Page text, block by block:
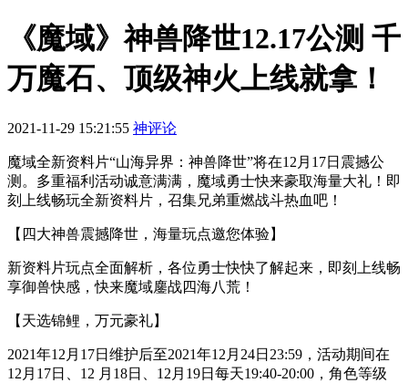
《魔域》神兽降世12.17公测 千
万魔石、顶级神火上线就拿！
2021-11-29 15:21:55 神评论
魔域全新资料片“山海异界：神兽降世”将在12月17日震撼公
测。多重福利活动诚意满满，魔域勇士快来豪取海量大礼！即
刻上线畅玩全新资料片，召集兄弟重燃战斗热血吧！
【四大神兽震撼降世，海量玩点邀您体验】
新资料片玩点全面解析，各位勇士快快了解起来，即刻上线畅
享御兽快感，快来魔域鏖战四海八荒！
【天选锦鲤，万元豪礼】
2021年12月17日维护后至2021年12月24日23:59，活动期间在
12月17日、12 月18日、12月19日每天19:40-20:00，角色等级